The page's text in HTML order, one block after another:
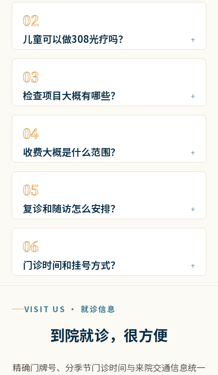
02
儿童可以做308光疗吗？
03
检查项目大概有哪些？
04
收费大概是什么范围？
05
复诊和随访怎么安排？
06
门诊时间和挂号方式？
VISIT US · 就诊信息
到院就诊，很方便
精确门牌号、分季节门诊时间与来院交通信息统一